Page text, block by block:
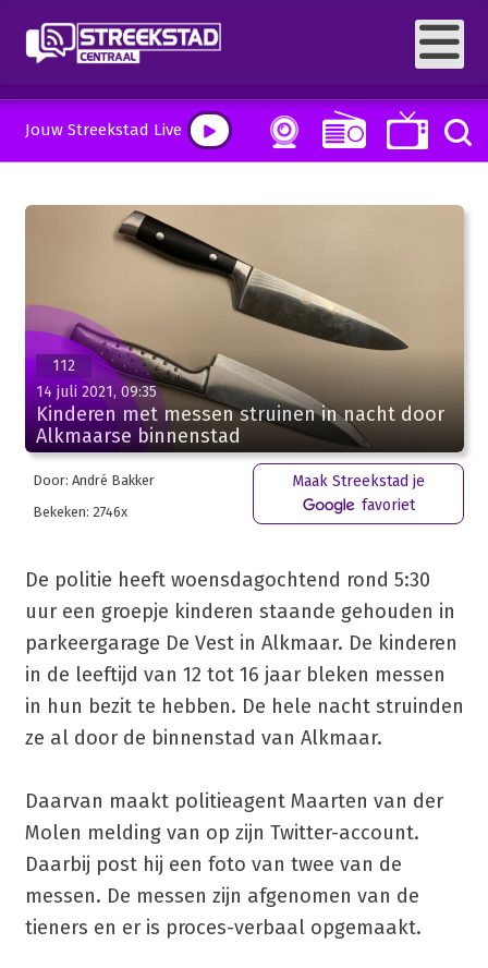
Jouw Streekstad Live
112
14 juli 2021, 09:35
Kinderen met messen struinen in nacht door
Alkmaarse binnenstad
Door: André Bakker
Bekeken: 2746x
Maak Streekstad je
favoriet
De politie heeft woensdagochtend rond 5:30
uur een groepje kinderen staande gehouden in
parkeergarage De Vest in Alkmaar. De kinderen
in de leeftijd van 12 tot 16 jaar bleken messen
in hun bezit te hebben. De hele nacht struinden
ze al door de binnenstad van Alkmaar.
Daarvan maakt politieagent Maarten van der
Molen melding van op zijn Twitter-account.
Daarbij post hij een foto van twee van de
messen. De messen zijn afgenomen van de
tieners en er is proces-verbaal opgemaakt.